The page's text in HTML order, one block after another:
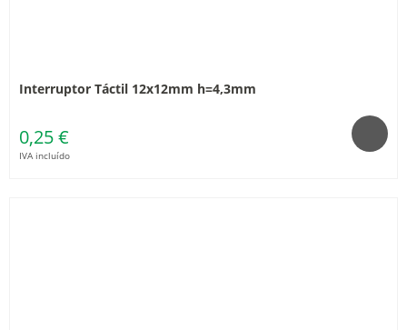
Interruptor Táctil 12x12mm h=4,3mm
0,25 €
IVA incluído